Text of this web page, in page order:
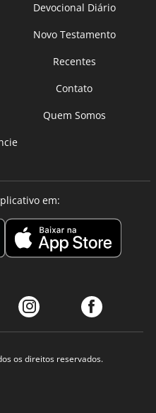
Devocional Diário
Novo Testamento
Recentes
Contato
Quem Somos
em:
os direitos reservados.